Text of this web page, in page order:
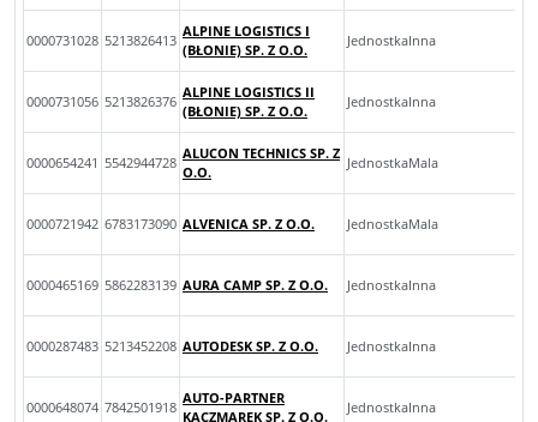
0000731028 5213826413
ALPINE LOGISTICS I
(BŁONIE) SP. Z O.O.
JednostkaInna
0000731056 5213826376
ALPINE LOGISTICS II
(BŁONIE) SP. Z O.O.
JednostkaInna
0000654241 5542944728
ALUCON TECHNICS SP. Z
O.O.
JednostkaMala
0000721942 6783173090 ALVENICA SP. Z O.O. JednostkaMala
0000465169 5862283139 AURA CAMP SP. Z O.O. JednostkaInna
0000287483 5213452208 AUTODESK SP. Z O.O. JednostkaInna
0000648074 7842501918
AUTO-PARTNER
KACZMAREK SP. Z O.O.
JednostkaInna